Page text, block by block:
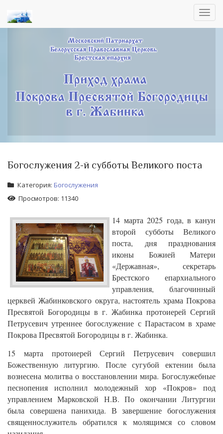
Богослужения 2-й субботы Великого поста
Категория: Богослужения
Просмотров: 11340
14 марта 2025 года, в канун
второй субботы Великого
поста, дня празднования
иконы Божией Матери
«Державная», секретарь
Брестского епархиального
управления, благочинный
церквей Жабинковского округа, настоятель храма Покрова
Пресвятой Богородицы в г. Жабинка протоиерей Сергий
Петрусевич утреннее богослужение с Парастасом в храме
Покрова Пресвятой Богородицы в г. Жабинка.
15 марта протоиерей Сергий Петрусевич совершил
Божественную литургию. После сугубой ектении была
вознесена молитва о восстановлении мира. Богослужебные
песнопения исполнил молодежный хор «Покров» под
управлением Марковской Н.В. По окончании Литургии
была совершена панихида. В завершение богослужения
священнослужитель обратился к молящимся со словом